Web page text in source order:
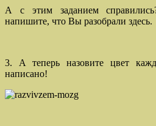
А с этим заданием
напишите, что Вы разобрали здесь.
3. А теперь назовите цвет
написано!